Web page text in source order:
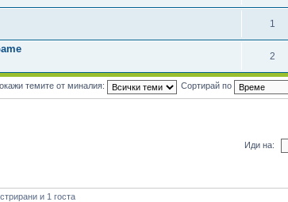
1
2
темите от миналия: Сортирай по
Иди на:
и 1 госта